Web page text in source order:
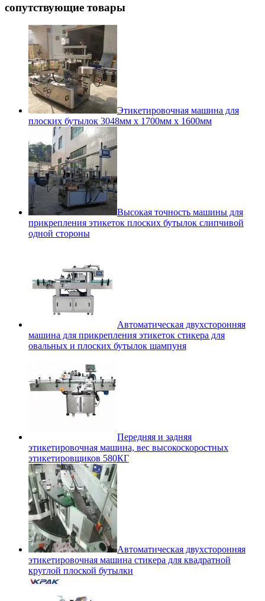
сопутствующие товары
Этикетировочная машина для
плоских бутылок 3048мм x 1700мм x 1600мм
Высокая точность машины для
прикрепления этикеток плоских бутылок слипчивой
одной стороны
Автоматическая двухсторонняя
машина для прикрепления этикеток стикера для
овальных и плоских бутылок шампуня
Передняя и задняя
этикетировочная машина, вес высокоскоростных
этикетировщиков 580КГ
Автоматическая двухсторонняя
этикетировочная машина стикера для квадратной
круглой плоской бутылки